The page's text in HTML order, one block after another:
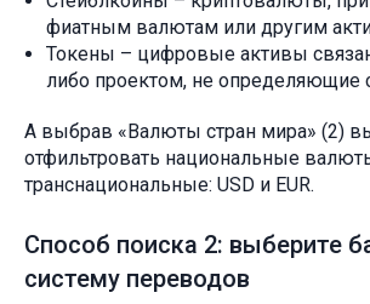
фиатным валютам или другим
Токены – цифровые активы
либо проектом, не определяющие
А выбрав «Валюты стран мира» (2)
отфильтровать национальные
транснациональные: USD и EUR.
Способ поиска 2: выберите
систему переводов